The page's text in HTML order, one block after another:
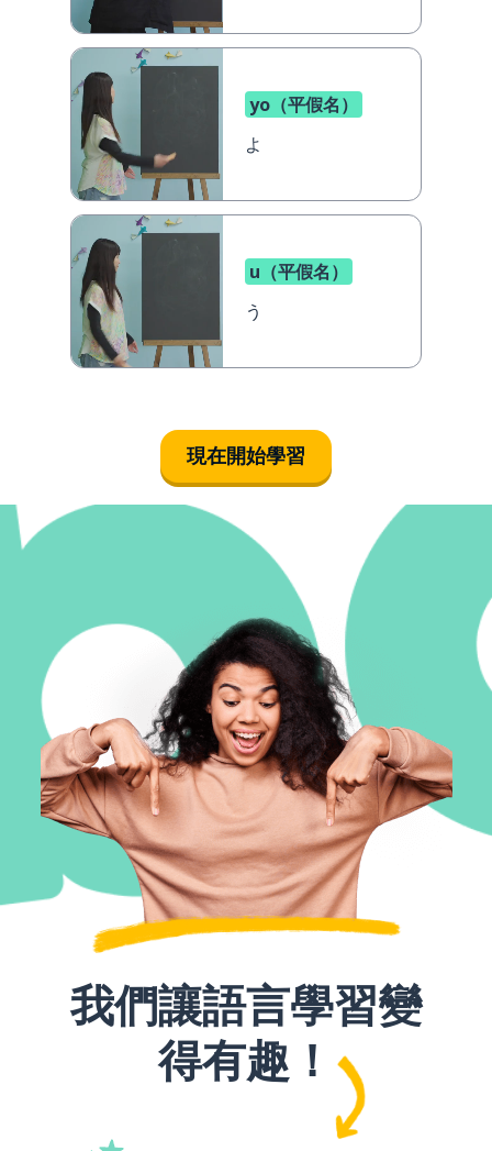
yo（平假名）
よ
u（平假名）
う
現在開始學習
我們讓語言學習變
得有趣！